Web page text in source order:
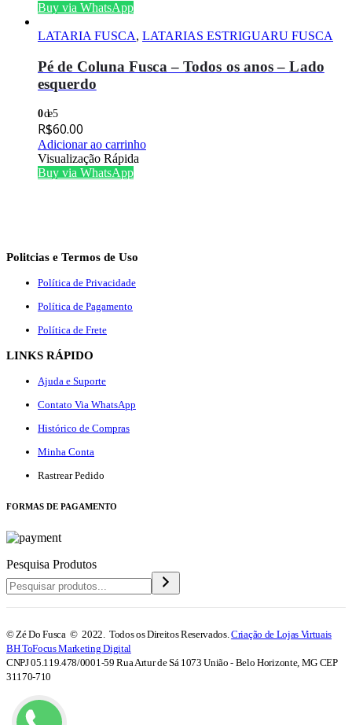
Buy via WhatsApp
LATARIA FUSCA, LATARIAS ESTRIGUARU FUSCA
Pé de Coluna Fusca – Todos os anos – Lado
esquerdo
0de 5
R$60.00
Adicionar ao carrinho
Visualização Rápida
Buy via WhatsApp
Politcias e Termos de Uso
Política de Privacidade
Política de Pagamento
Política de Frete
LINKS RÁPIDO
Ajuda e Suporte
Contato Via WhatsApp
Histórico de Compras
Minha Conta
Rastrear Pedido
FORMAS DE PAGAMENTO
Pesquisa Produtos
© Zé Do Fusca © 2022. Todos os Direitos Reservados.Criação de Lojas Virtuais
BH ToFocus Marketing Digital
CNPJ 05.119.478/0001-59 Rua Artur de Sá 1073 União - Belo Horizonte, MG CEP
31170-710